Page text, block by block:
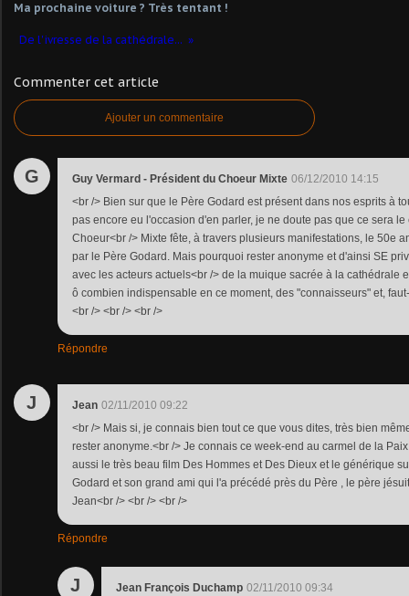
Ma prochaine voiture ? Très tentant !
De l'ivresse de la cathédrale...
Commenter cet article
Ajouter un commentaire
G Guy Vermard - Président du Choeur Mixte 06/12/2010 14:15
<br /> Bien sur que le Père Godard est présent dans nos esprits à
pas encore eu l'occasion d'en parler, je ne doute pas que ce sera le
Choeur<br /> Mixte fête, à travers plusieurs manifestations, le 50e
par le Père Godard. Mais pourquoi rester anonyme et d'ainsi SE
avec les acteurs actuels<br /> de la muique sacrée à la cathédrale
ô combien indispensable en ce moment, des "connaisseurs" et,
<br /> <br /> <br />
Répondre
J Jean 02/11/2010 09:22
<br /> Mais si, je connais bien tout ce que vous dites, très bien
rester anonyme.<br /> Je connais ce week-end au carmel de la
aussi le très beau film Des Hommes et Des Dieux et le générique
Godard et son grand ami qui l'a précédé près du Père , le père
Jean<br /> <br /> <br />
Répondre
J Jean François Duchamp 02/11/2010 09:34